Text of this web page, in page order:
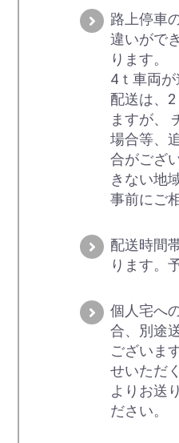
路上停車
違いがで
ります。
4ｔ車両
配送は、
ますが、
場合等、
合がござ
きない地
事前にご
配送時間
ります。
個人宅へ
合、別途
ございま
せいただ
よりお送
ださい。